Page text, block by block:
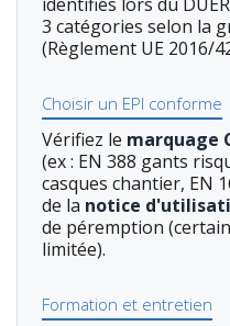
3 catégories selon la
(Règlement UE 2016/
Choisir un EPI conforme
Vérifiez le marquage
(ex : EN 388 gants
casques chantier, EN
de la notice
de péremption
limitée).
Formation et entretien